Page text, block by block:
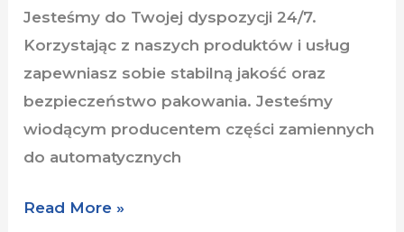
Jesteśmy do Twojej dyspozycji 24/7.
Korzystając z naszych produktów i usług
zapewniasz sobie stabilną jakość oraz
bezpieczeństwo pakowania. Jesteśmy
wiodącym producentem części zamiennych
do automatycznych
Read More »